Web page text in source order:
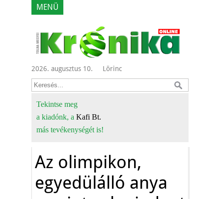
MENÜ
2026. augusztus 10. Lörinc
Tekintse meg
a kiadónk, a Kafi Bt.
más tevékenységét is!
Az olimpikon,
egyedülálló anya